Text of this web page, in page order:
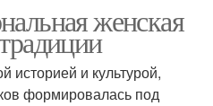
женская
историей и культурой,
формировалась под